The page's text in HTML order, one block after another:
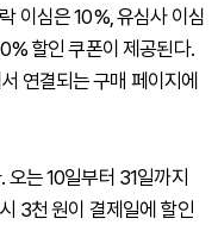
이심은 10%, 유심사 이심
할인 쿠폰이 제공된다.
연결되는 구매 페이지에
는 10일부터 31일까지
3천 원이 결제일에 할인